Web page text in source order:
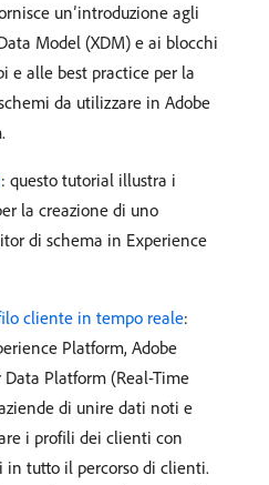
un’introduzione agli
Model (XDM) e ai blocchi
e alle best practice per la
da utilizzare in Adobe
: questo tutorial illustra i
la creazione di uno
di schema in Experience
cliente in tempo reale:
Platform, Adobe
Data Platform (Real-Time
di unire dati noti e
i profili dei clienti con
tutto il percorso di clienti.